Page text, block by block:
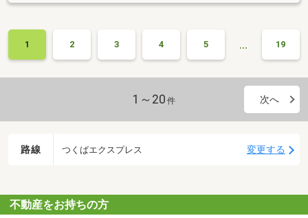
1 2 3 4 5 … 19
1～20 件 次へ
路線 つくばエクスプレス 変更する
不動産をお持ちの方